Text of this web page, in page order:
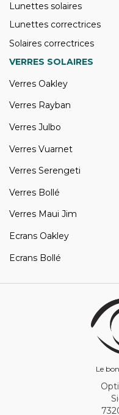
Le
Lunettes solaires
Lunettes correctrices
Solaires correctrices
VERRES SOLAIRES
Verres Oakley
Verres Rayban
Verres Julbo
Verres Vuarnet
Verres Serengeti
Verres Bollé
Verres Maui Jim
Ecrans Oakley
Ecrans Bollé